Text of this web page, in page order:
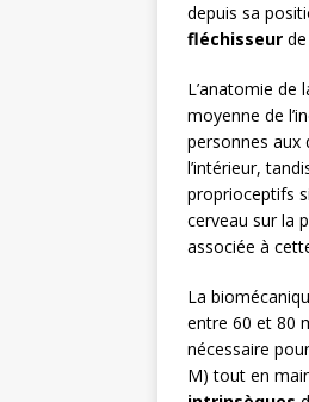
depuis sa
fléchisseur
L’anatomie
moyenne de
personnes aux
l’intérieur,
proprioceptifs
cerveau sur la
associée à
La
entre 60 et 80
nécessaire
M) tout en